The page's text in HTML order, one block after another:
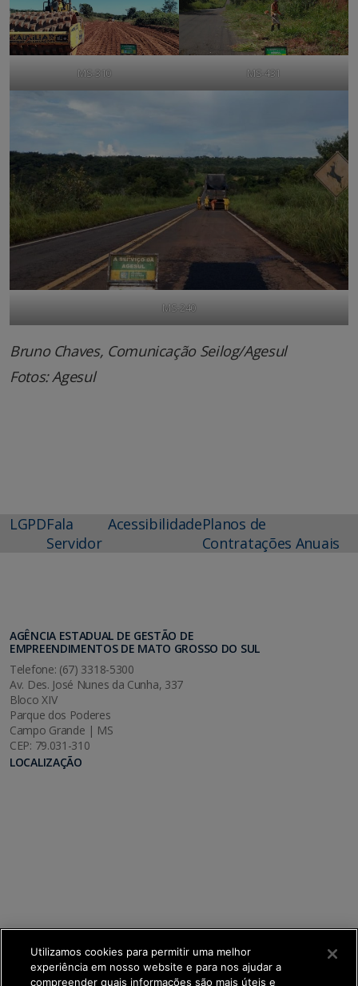
MS-310 MS-431
MS-240
Bruno Chaves, Comunicação Seilog/Agesul
Fotos: Agesul
LGPDFala
Servidor
AcessibilidadePlanos de
Contratações Anuais
AGÊNCIA ESTADUAL DE GESTÃO DE
EMPREENDIMENTOS DE MATO GROSSO DO SUL
Telefone: (67) 3318-5300
Av. Des. José Nunes da Cunha, 337
Bloco XIV
Parque dos Poderes
Campo Grande | MS
CEP: 79.031-310
LOCALIZAÇÃO
Utilizamos cookies para permitir uma melhor
experiência em nosso website e para nos ajudar a
compreender quais informações são mais úteis e